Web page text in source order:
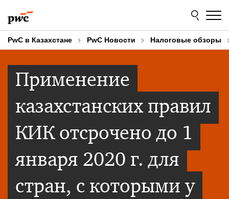
to
content
to
footer
PwC в Казахстане PwC Новости Налоговые обзоры
Применение
казахстанских правил
КИК отсрочено до 1
января 2020 г. для
стран, с которыми у